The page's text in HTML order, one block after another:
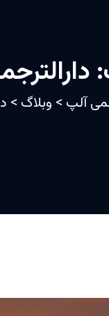
آلپ > وبلاگ >